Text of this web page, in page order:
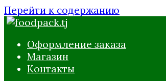
Перейти к содержанию
Оформление заказа
Магазин
Контакты